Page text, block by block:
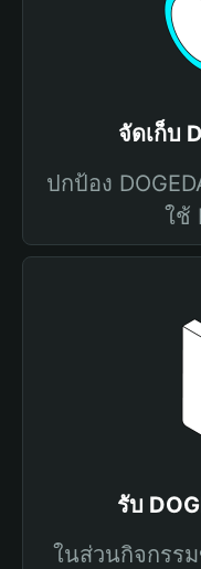
จัดเก็บ
ปกป้อง
ใช้
รับ
ในส่วนกิจกรร